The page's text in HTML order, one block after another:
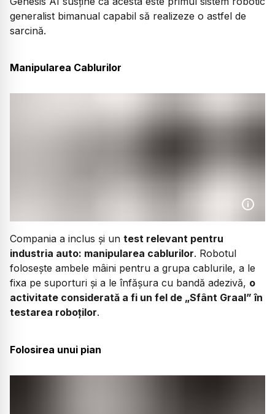
generalist bimanual capabil să realizeze o astfel de
sarcină.
Manipularea Cablurilor
Compania a inclus și un test relevant pentru
industria auto: manipularea cablurilor. Robotul
folosește ambele mâini pentru a grupa cablurile, a le
fixa pe suporturi și a le înfășura cu bandă adezivă, o
activitate considerată a fi un fel de „Sfânt Graal” în
testarea roboților.
Folosirea unui pian